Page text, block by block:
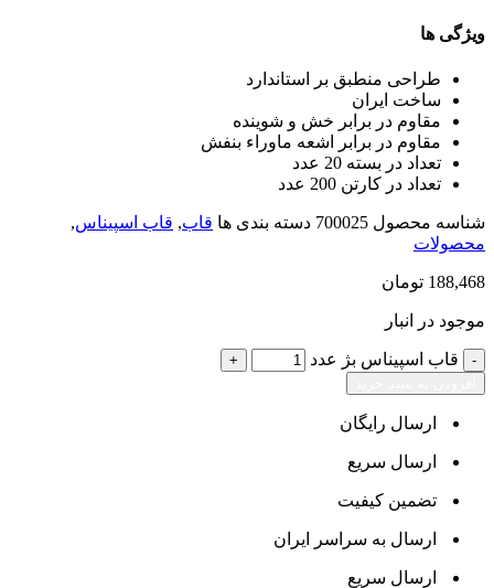
ویژگی ها
طراحی منطبق بر استاندارد
ساخت ایران
مقاوم در برابر خش و شوینده
مقاوم در برابر اشعه ماوراء بنفش
تعداد در بسته 20 عدد
تعداد در کارتن 200 عدد
شناسه محصول 700025 دسته بندی ها قاب, قاب اسپیناس,
محصولات
188,468 تومان
موجود در انبار
قاب اسپیناس بژ عدد
ارسال رایگان
ارسال سریع
تضمین کیفیت
ارسال به سراسر ایران
ارسال سریع